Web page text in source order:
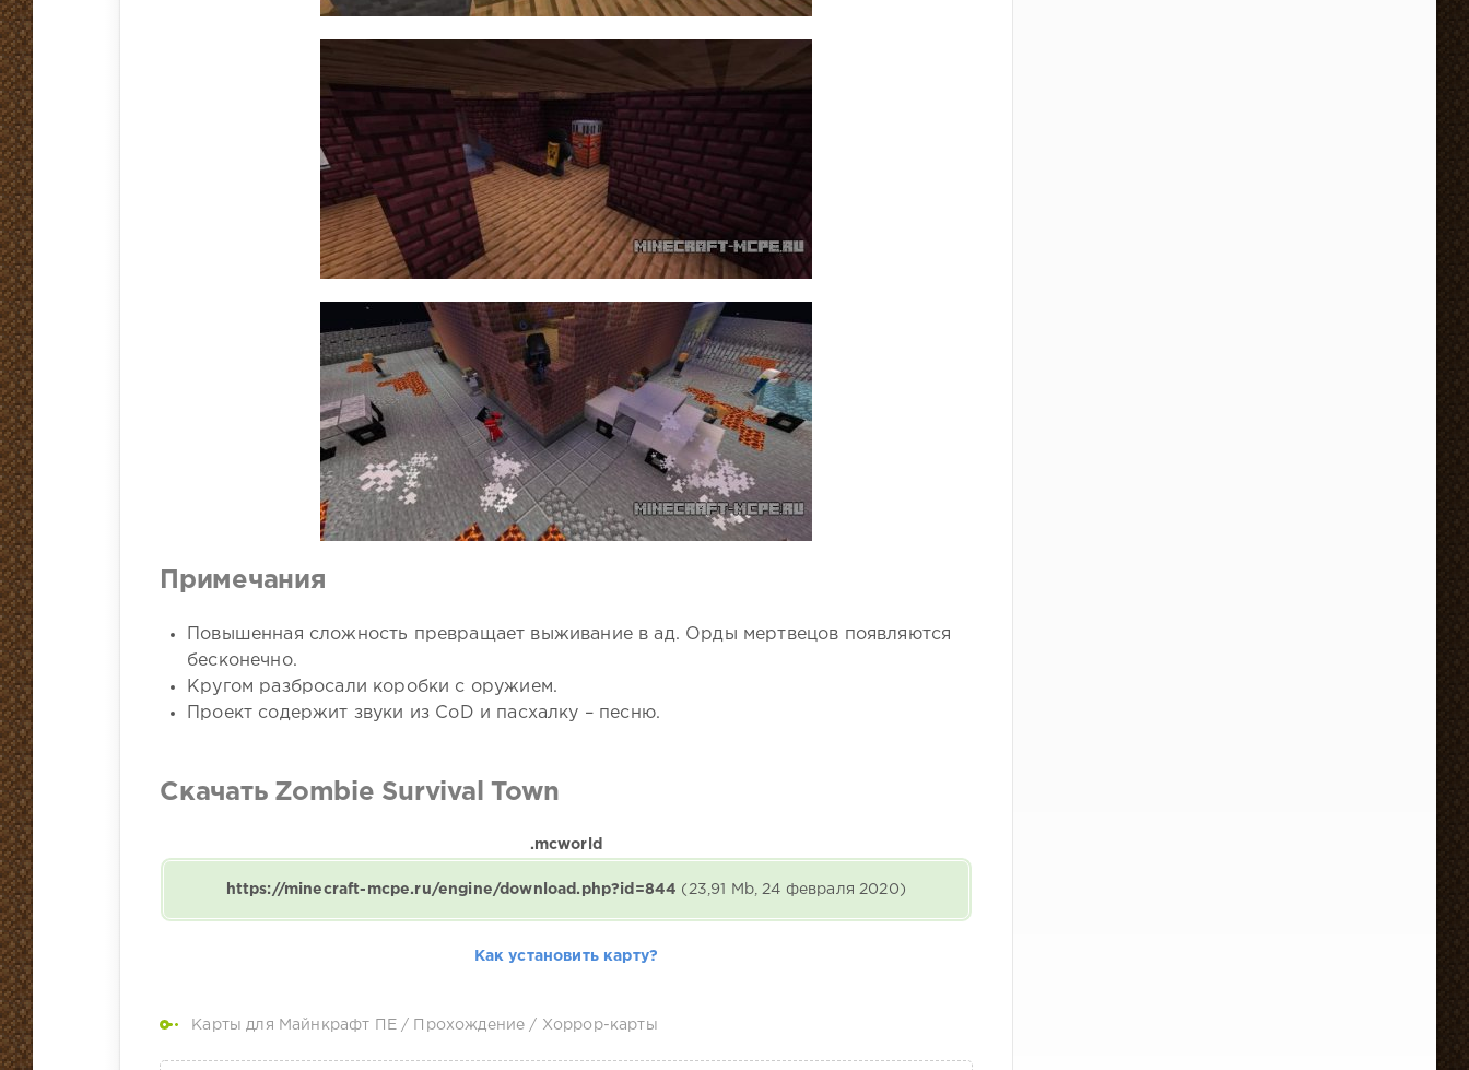
Примечания
Повышенная сложность превращает выживание в ад. Орды мертвецов появляются
бесконечно.
Кругом разбросали коробки с оружием.
Проект содержит звуки из CoD и пасхалку – песню.
Скачать Zombie Survival Town
.mcworld
https://minecraft-mcpe.ru/engine/download.php?id=844 (23,91 Mb, 24 февраля 2020)
Как установить карту?
Карты для Майнкрафт ПЕ / Прохождение / Хоррор-карты